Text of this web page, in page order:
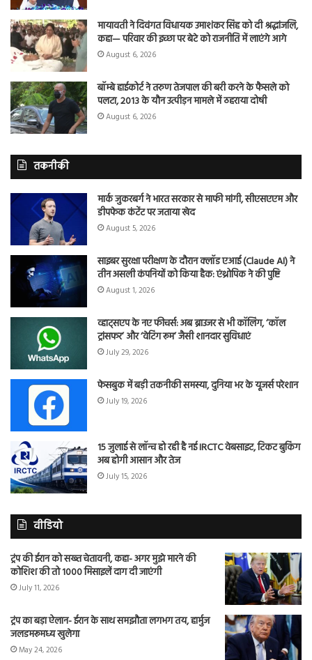
मायावती ने दिवंगत विधायक उमाशंकर सिंह को दी श्रद्धांजलि,
कहा— परिवार की इच्छा पर बेटे को राजनीति में लाएंगे आगे
August 6, 2026
बॉम्बे हाईकोर्ट ने तरुण तेजपाल की बरी करने के फैसले को
पलटा, 2013 के यौन उत्पीड़न मामले में ठहराया दोषी
August 6, 2026
तकनीकी
मार्क जुकरबर्ग ने भारत सरकार से माफी मांगी, सीएसएएम और
डीपफेक कंटेंट पर जताया खेद
August 5, 2026
साइबर सुरक्षा परीक्षण के दौरान क्लॉड एआई (Claude AI) ने
तीन असली कंपनियों को किया हैक: एंथ्रोपिक ने की पुष्टि
August 1, 2026
व्हाट्सएप के नए फीचर्स: अब ब्राउजर से भी कॉलिंग, ‘कॉल
ट्रांसफर’ और ‘वेटिंग रूम’ जैसी शानदार सुविधाएं
July 29, 2026
फेसबुक में बड़ी तकनीकी समस्या, दुनिया भर के यूजर्स परेशान
July 19, 2026
15 जुलाई से लॉन्च हो रही है नई IRCTC वेबसाइट, टिकट बुकिंग
अब होगी आसान और तेज
July 15, 2026
वीडियो
ट्रंप की ईरान को सख्त चेतावनी, कहा- अगर मुझे मारने की
कोशिश की तो 1000 मिसाइलें दाग दी जाएंगी
July 11, 2026
ट्रंप का बड़ा ऐलान- ईरान के साथ समझौता लगभग तय, हार्मुज
जलडमरूमध्य खुलेगा
May 24, 2026